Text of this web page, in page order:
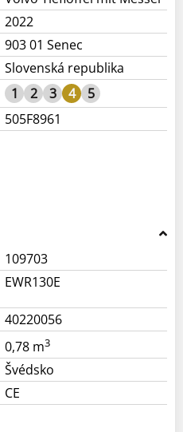
2022
903 01 Senec
Slovenská republika
1 2 3 4
5
505F8961
109703
EWR130E
40220056
0,78 m3
Švédsko
CE